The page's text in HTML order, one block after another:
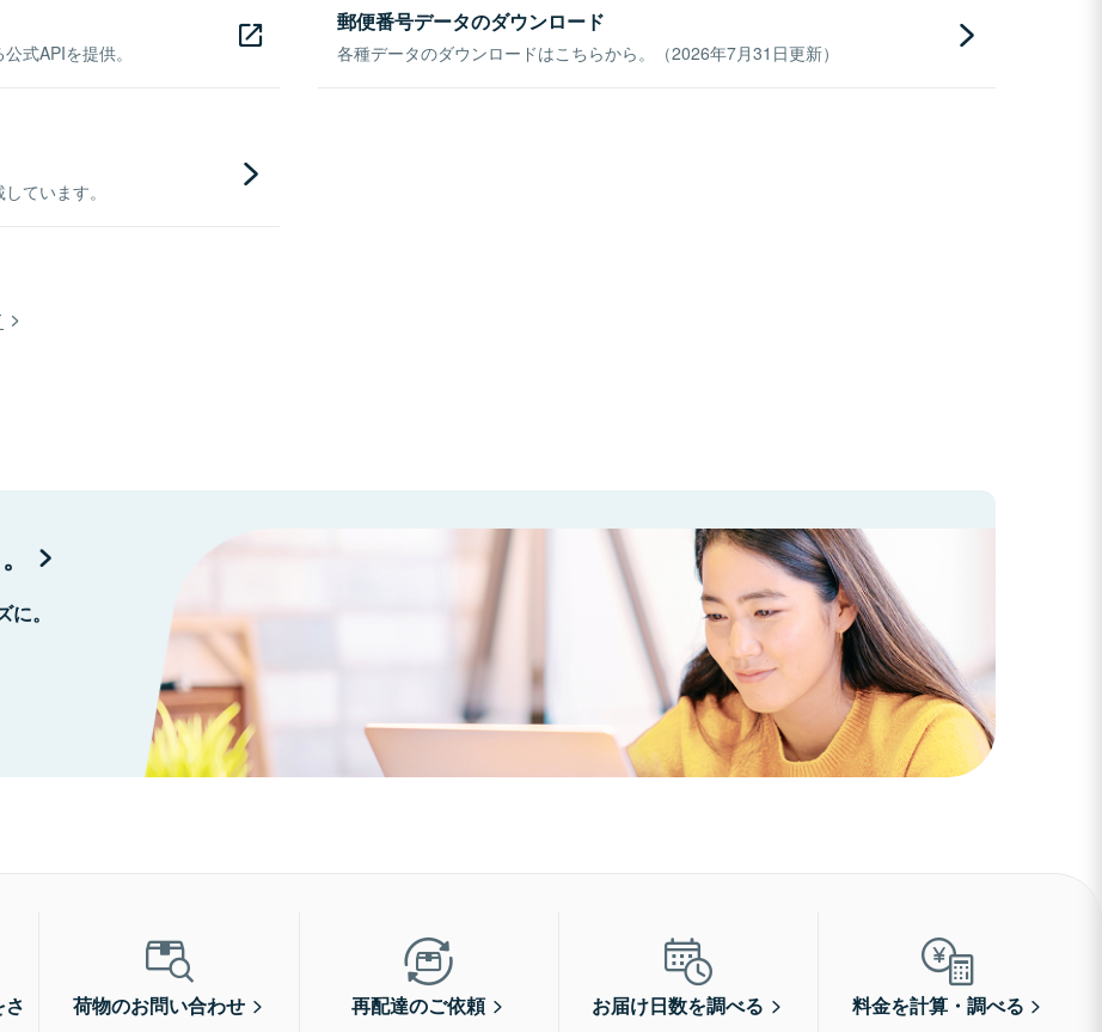
式APIを提供。
郵便番号データのダウンロード
各種データのダウンロードはこちらから。（2026年7月31日更新）
ています。
。
荷物のお問い合わせ 再配達のご依頼 お届け日数を調べる 料金を計算・調べる